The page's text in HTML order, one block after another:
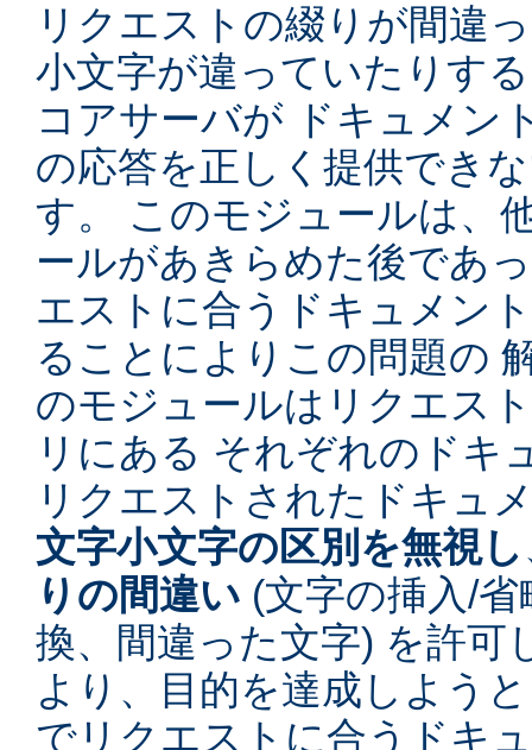
リクエストの綴りが間違
小文字が違っていたりす
コアサーバが ドキュメン
の応答を正しく提供でき
す。 このモジュールは、
ールがあきらめた後であ
エストに合うドキュメン
ることによりこの問題の
のモジュールはリクエス
リにある それぞれのドキ
リクエストされたドキュ
文字小文字の区別を無視し
りの間違い (文字の挿入/
換、間違った文字) を許可
より、目的を達成しよう
でリクエストに合うドキ